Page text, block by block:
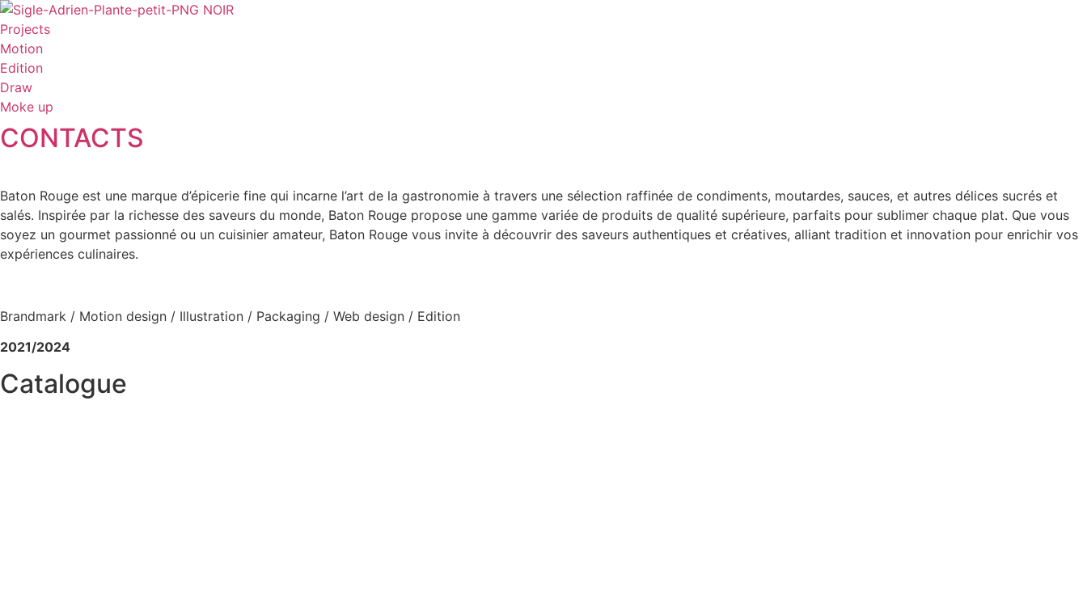
Projects
Motion
Edition
Draw
Moke up
CONTACTS
Baton Rouge est une marque d’épicerie fine qui incarne l’art de la gastronomie à travers une sélection raffinée de condiments, moutardes, sauces, et autres délices sucrés et
salés. Inspirée par la richesse des saveurs du monde, Baton Rouge propose une gamme variée de produits de qualité supérieure, parfaits pour sublimer chaque plat. Que vous
soyez un gourmet passionné ou un cuisinier amateur, Baton Rouge vous invite à découvrir des saveurs authentiques et créatives, alliant tradition et innovation pour enrichir vos
expériences culinaires.
Brandmark / Motion design / Illustration / Packaging / Web design / Edition
2021/2024
Catalogue